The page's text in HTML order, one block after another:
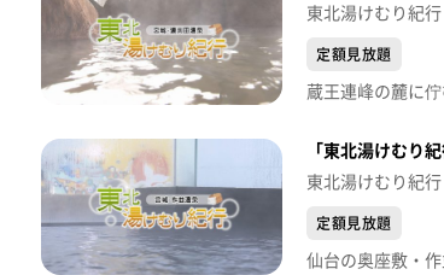
東北湯けむり紀行
定額見放題
「東北湯けむり
東北湯けむり紀行
定額見放題